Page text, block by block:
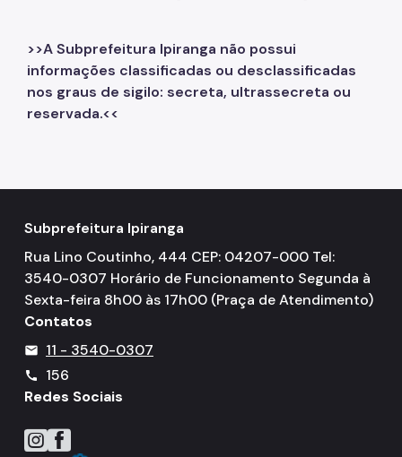
>>A Subprefeitura Ipiranga não possui
informações classificadas ou desclassificadas
nos graus de sigilo: secreta, ultrassecreta ou
reservada.<<
Subprefeitura Ipiranga
Rua Lino Coutinho, 444 CEP: 04207-000 Tel:
3540-0307 Horário de Funcionamento Segunda à
Sexta-feira 8h00 às 17h00 (Praça de Atendimento)
Contatos
mail 11 - 3540-0307
call
156
Redes Sociais
Icone do Instagram
Icone do Facebook